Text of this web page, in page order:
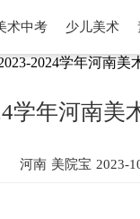
北京 天津
云南
新疆 宁夏
术中考 少儿美术
2024学年河南
学年河南
河南 美院宝 2023-